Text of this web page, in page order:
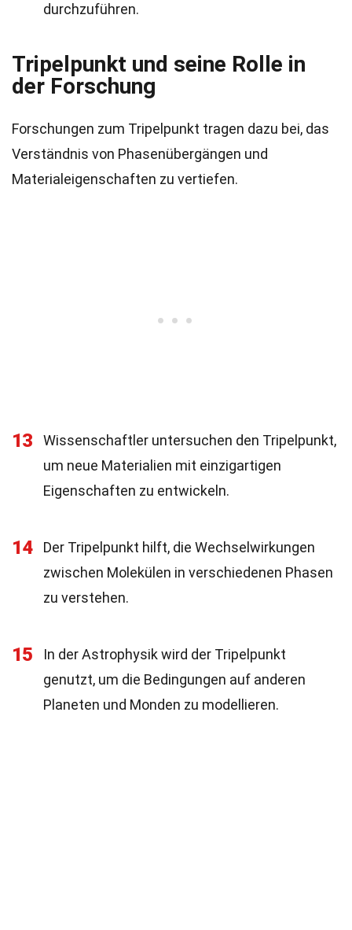
durchzuführen.
Tripelpunkt und seine Rolle in
der Forschung
Forschungen zum Tripelpunkt tragen dazu bei, das
Verständnis von Phasenübergängen und
Materialeigenschaften zu vertiefen.
13
Wissenschaftler untersuchen den Tripelpunkt,
um neue Materialien mit einzigartigen
Eigenschaften zu entwickeln.
14
Der Tripelpunkt hilft, die Wechselwirkungen
zwischen Molekülen in verschiedenen Phasen
zu verstehen.
15
In der Astrophysik wird der Tripelpunkt
genutzt, um die Bedingungen auf anderen
Planeten und Monden zu modellieren.